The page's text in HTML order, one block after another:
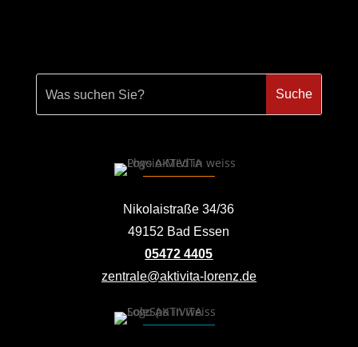
Nikolaistraße 34/36
49152 Bad Essen
05472 4405
zentrale@aktivita-lorenz.de